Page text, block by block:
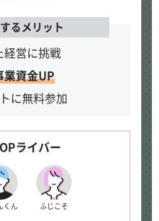
るメリット
経営に挑戦
業資金UP
に無料参加
ライバー
くん ふじこそ